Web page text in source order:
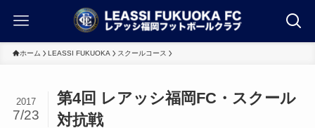
ホーム LEASSI FUKUOKA スクールコース
第4回 レアッシ福岡FC・スクール
対抗戦
2017
7/23